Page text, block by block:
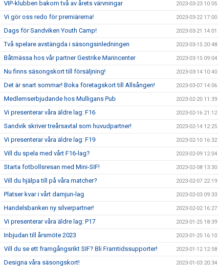
VIP-klubben bakom två av årets värvningar 2023-03-23 10:05
Vi gör oss redo för premiärerna! 2023-03-22 17:00
Dags för Sandviken Youth Camp! 2023-03-21 14:01
Två spelare avstängda i säsongsinledningen 2023-03-15 20:48
Båtmässa hos vår partner Gestrike Marincenter 2023-03-15 09:04
Nu finns säsongskort till försäljning! 2023-03-14 10:40
Det är snart sommar! Boka företagskort till Allsången! 2023-03-07 14:06
Medlemserbjudande hos Mulligans Pub 2023-02-20 11:39
Vi presenterar våra äldre lag: F16 2023-02-16 21:12
Sandvik skriver treårsavtal som huvudpartner! 2023-02-14 12:25
Vi presenterar våra äldre lag: F19 2023-02-10 16:32
Vill du spela med vårt F16-lag? 2023-02-09 12:04
Starta fotbollsresan med Mini-SIF! 2023-02-08 13:30
Vill du hjälpa till på våra matcher? 2023-02-07 22:19
Platser kvar i vårt damjun-lag 2023-02-03 09:33
Handelsbanken ny silverpartner! 2023-02-02 16:27
Vi presenterar våra äldre lag: P17 2023-01-25 18:39
Inbjudan till årsmöte 2023 2023-01-25 16:10
Vill du se ett framgångsrikt SIF? Bli Framtidssupporter! 2023-01-12 12:58
Designa våra säsongskort! 2023-01-03 20:34